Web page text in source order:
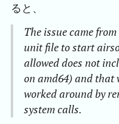
ると、
The issue came
unit file to start
allowed does not
on amd64) and that
worked around by
system calls.